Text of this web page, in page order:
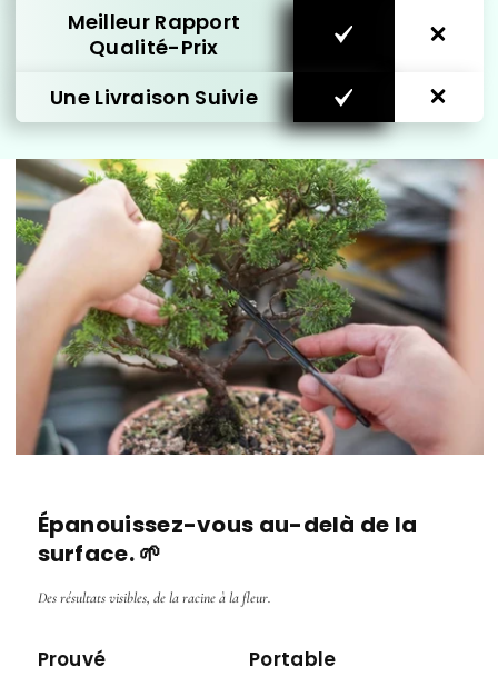
Meilleur Rapport
Qualité-Prix
Une Livraison Suivie
Épanouissez-vous au-delà de la
surface. 🌱
Des résultats visibles, de la racine à la fleur.
Prouvé Portable